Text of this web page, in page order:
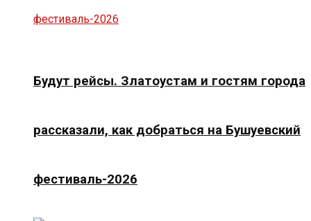
Будут рейсы. Златоустам и гостям города
рассказали, как добраться на Бушуевский
фестиваль-2026